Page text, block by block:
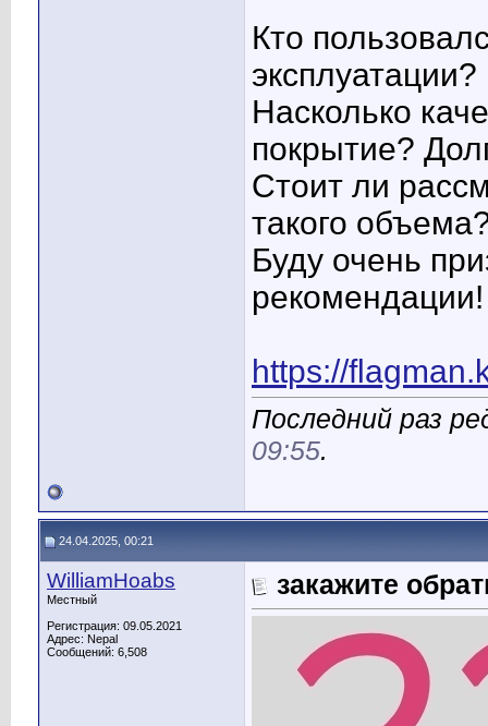
Кто
эксплуатации?
Насколько
покрытие?
Стоит ли
такого
Буду очень
рекомендации!
https://
Последний раз
09:55.
24.04.2025, 00:21
WilliamHoabs
Местный
Регистрация: 09.05.2021
Адрес: Nepal
Сообщений: 6,508
закажите